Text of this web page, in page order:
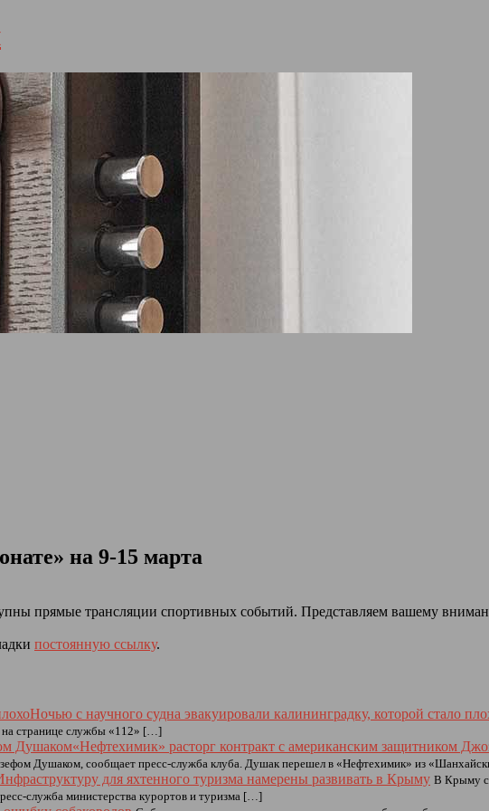
на 9-15 марта
прямые трансляции спортивных событий. Представляем вашему
постоянную ссылку.
Ночью с научного судна эвакуировали калининградку, которой стало
на странице службы «112» […]
«Нефтехимик» расторг контракт с американским защитником
Душаком, сообщает пресс‑служба клуба. Душак перешел в «Нефтехимик» из
для яхтенного туризма намерены развивать в Крыму В Крыму
служба министерства курортов и туризма […]